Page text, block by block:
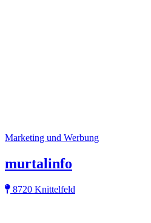
Marketing und Werbung
murtalinfo
8720 Knittelfeld